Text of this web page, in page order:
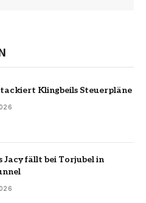
Klingbeils Steuerpläne
Jacy fällt bei Torjubel in